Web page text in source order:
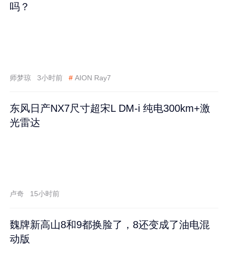
吗？
师梦琼 3小时前 # AION Ray7
东风日产NX7尺寸超宋L DM-i 纯电300km+激
光雷达
卢奇 15小时前
魏牌新高山8和9都换脸了，8还变成了油电混
动版